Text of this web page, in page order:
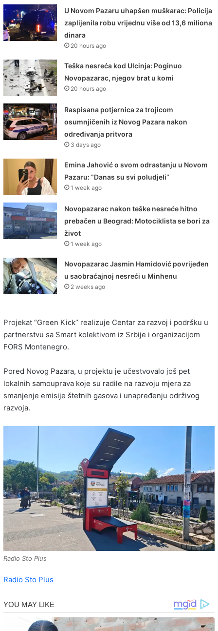
U Novom Pazaru uhapšen muškarac: Policija
zaplijenila robu vrijednu više od 13,6 miliona
dinara
20 hours ago
Teška nesreća kod Ulcinja: Poginuo
Novopazarac, njegov brat u komi
20 hours ago
Raspisana potjernica za trojicom
osumnjičenih iz Novog Pazara nakon
određivanja pritvora
3 days ago
Emina Jahović o svom odrastanju u Novom
Pazaru: ”Danas su svi poludjeli”
1 week ago
Novopazarac nakon teške nesreće hitno
prebačen u Beograd: Motociklista se bori za
život
1 week ago
Novopazarac Jasmin Hamidović povrijeđen
u saobraćajnoj nesreći u Minhenu
2 weeks ago
Projekat “Green Kick” realizuje Centar za razvoj i podršku u
partnerstvu sa Smart kolektivom iz Srbije i organizacijom
FORS Montenegro.
Pored Novog Pazara, u projektu je učestvovalo još pet
lokalnih samouprava koje su radile na razvoju mjera za
smanjenje emisije štetnih gasova i unapređenju održivog
razvoja.
Radio Sto Plus
Radio Sto Plus